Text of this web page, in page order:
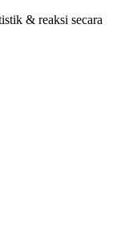
& reaksi secara